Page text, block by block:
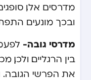
מדרסים אלו,
ובכך מונעים
מדרסי גובה-
בין הרגליים.
את הפרשי הגובה.